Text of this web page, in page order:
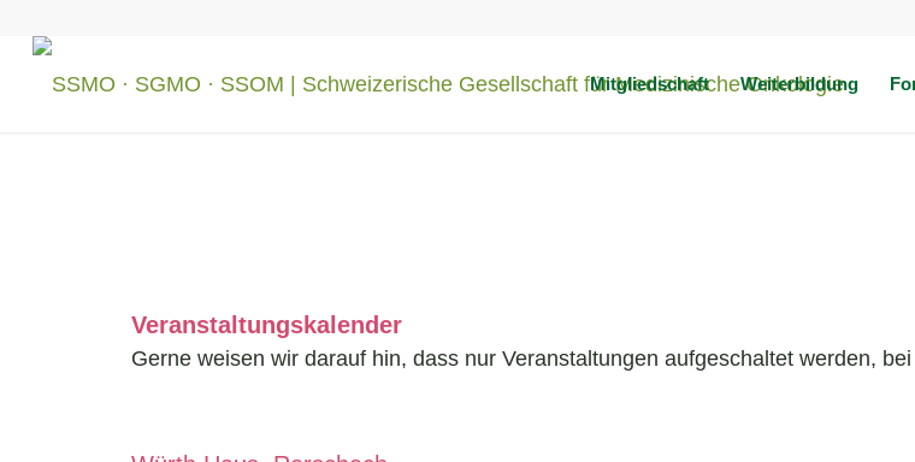
Mitgliedschaft Weiterbildung
Veranstaltungskalender
Gerne weisen wir darauf hin, dass nur Veranstaltungen aufgeschaltet werden,